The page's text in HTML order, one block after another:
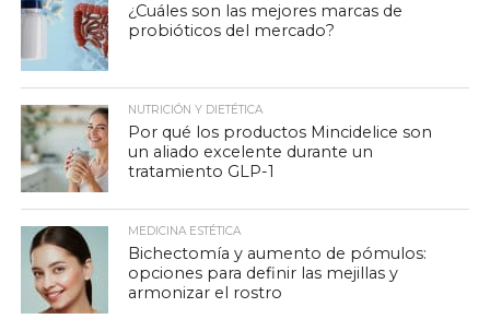
¿Cuáles son las mejores marcas de
probióticos del mercado?
NUTRICIÓN Y DIETÉTICA
Por qué los productos Mincidelice son
un aliado excelente durante un
tratamiento GLP-1
MEDICINA ESTÉTICA
Bichectomía y aumento de pómulos:
opciones para definir las mejillas y
armonizar el rostro